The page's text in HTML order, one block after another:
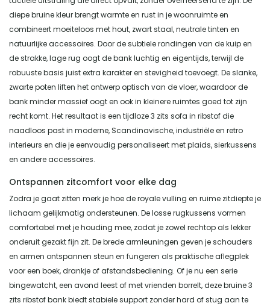
diepe bruine kleur brengt warmte en rust in je woonruimte en
combineert moeiteloos met hout, zwart staal, neutrale tinten en
natuurlijke accessoires. Door de subtiele rondingen van de kuip en
de strakke, lage rug oogt de bank luchtig en eigentijds, terwijl de
robuuste basis juist extra karakter en stevigheid toevoegt. De slanke,
zwarte poten liften het ontwerp optisch van de vloer, waardoor de
bank minder massief oogt en ook in kleinere ruimtes goed tot zijn
recht komt. Het resultaat is een tijdloze 3 zits sofa in ribstof die
naadloos past in moderne, Scandinavische, industriële en retro
interieurs en die je eenvoudig personaliseert met plaids, sierkussens
en andere accessoires.
Ontspannen zitcomfort voor elke dag
Zodra je gaat zitten merk je hoe de royale vulling en ruime zitdiepte je
lichaam gelijkmatig ondersteunen. De losse rugkussens vormen
comfortabel met je houding mee, zodat je zowel rechtop als lekker
onderuit gezakt fijn zit. De brede armleuningen geven je schouders
en armen ontspannen steun en fungeren als praktische aflegplek
voor een boek, drankje of afstandsbediening. Of je nu een serie
bingewatcht, een avond leest of met vrienden borrelt, deze bruine 3
zits ribstof bank biedt stabiele support zonder hard of stug aan te